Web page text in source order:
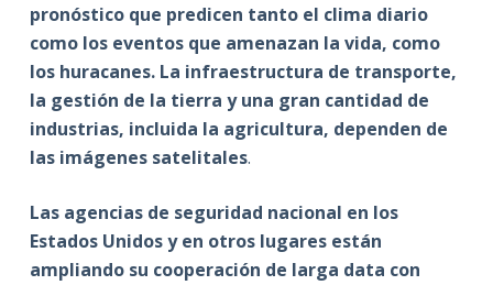
pronóstico que predicen tanto el clima diario
como los eventos que amenazan la vida, como
los huracanes. La infraestructura de transporte,
la gestión de la tierra y una gran cantidad de
industrias, incluida la agricultura, dependen de
las imágenes satelitales.
Las agencias de seguridad nacional en los
Estados Unidos y en otros lugares están
ampliando su cooperación de larga data con